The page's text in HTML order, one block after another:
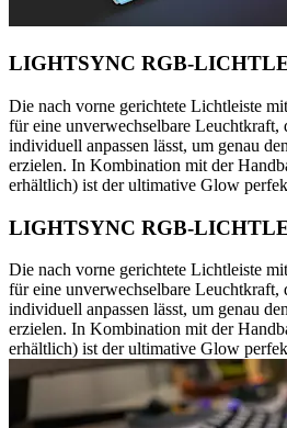
LIGHTSYNC RGB-
Die nach vorne gerichtete Lichtleiste
für eine unverwechselbare
individuell anpassen lässt, um genau
erzielen. In Kombination mit der
erhältlich) ist der ultimative Glow
LIGHTSYNC RGB-
Die nach vorne gerichtete Lichtleiste
für eine unverwechselbare
individuell anpassen lässt, um genau
erzielen. In Kombination mit der
erhältlich) ist der ultimative Glow